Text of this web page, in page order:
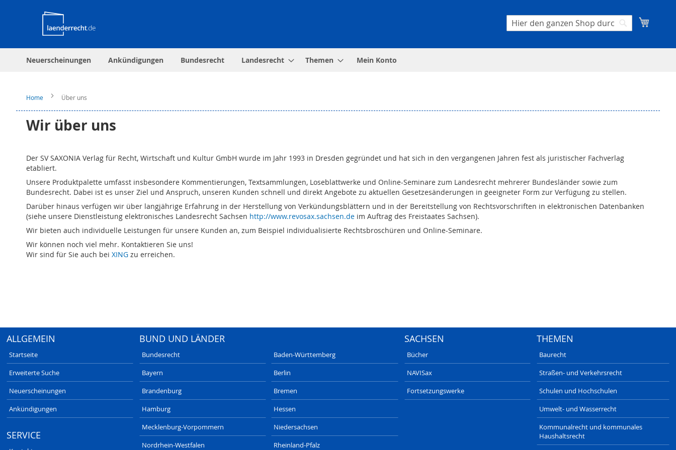
Suche
Neuerscheinungen Ankündigungen Bundesrecht Landesrecht Themen Mein Konto
Home Über uns
Wir über uns
Der SV SAXONIA Verlag für Recht, Wirtschaft und Kultur GmbH wurde im Jahr 1993 in Dresden gegründet und hat sich in den vergangenen Jahren fest als juristischer Fachverlag
etabliert.
Unsere Produktpalette umfasst insbesondere Kommentierungen, Textsammlungen, Loseblattwerke und Online-Seminare zum Landesrecht mehrerer Bundesländer sowie zum
Bundesrecht. Dabei ist es unser Ziel und Anspruch, unseren Kunden schnell und direkt Angebote zu aktuellen Gesetzesänderungen in geeigneter Form zur Verfügung zu stellen.
Darüber hinaus verfügen wir über langjährige Erfahrung in der Herstellung von Verkündungsblättern und in der Bereitstellung von Rechtsvorschriften in elektronischen Datenbanken
(siehe unsere Dienstleistung elektronisches Landesrecht Sachsen http://www.revosax.sachsen.de im Auftrag des Freistaates Sachsen).
Wir bieten auch individuelle Leistungen für unsere Kunden an, zum Beispiel individualisierte Rechtsbroschüren und Online-Seminare.
Wir können noch viel mehr. Kontaktieren Sie uns!
Wir sind für Sie auch bei XING zu erreichen.
ALLGEMEIN
Startseite
Erweiterte Suche
Neuerscheinungen
Ankündigungen
SERVICE
BUND UND LÄNDER
Bundesrecht
Baden-Württemberg
Bayern
Berlin
Brandenburg
Bremen
Hamburg
Hessen
Mecklenburg-Vorpommern
Niedersachsen
Nordrhein-Westfalen
Rheinland-Pfalz
SACHSEN
Bücher
NAVISax
Fortsetzungswerke
THEMEN
Baurecht
Straßen- und Verkehrsrecht
Schulen und Hochschulen
Umwelt- und Wasserrecht
Kommunalrecht und kommunales
Haushaltsrecht